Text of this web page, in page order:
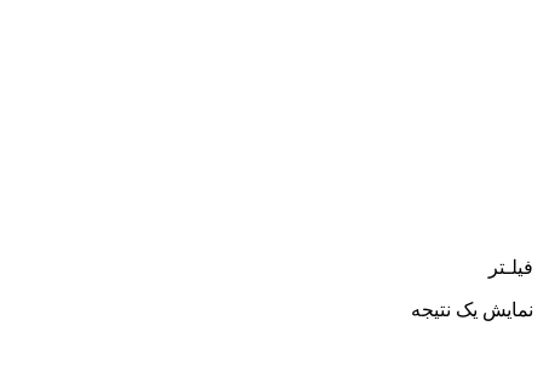
فیلـتر
نمایش یک نتیجه